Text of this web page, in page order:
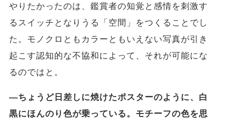
やりたかったのは、 鑑賞者の知覚と感情を刺激す
るスイッチとなりうる「空間」 をつくることでし
た。 モノクロともカラーともいえない写真が引き
起こす認知的な不協和によって、それが可能にな
るのではと。
―ちょうど日差しに焼けたポスターのように、白
黒にほんのり色が乗っている。モチーフの色を思